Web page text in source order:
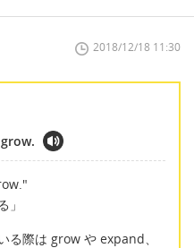
2018/12/18 11:30
」
る際は grow や expand、